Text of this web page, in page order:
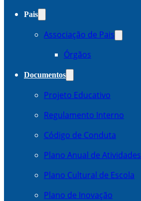
Pais
Associação de Pais
Órgãos
Documentos
Projeto Educativo
Regulamento Interno
Código de Conduta
Plano Anual de Atividades
Plano Cultural de Escola
Plano de Inovação